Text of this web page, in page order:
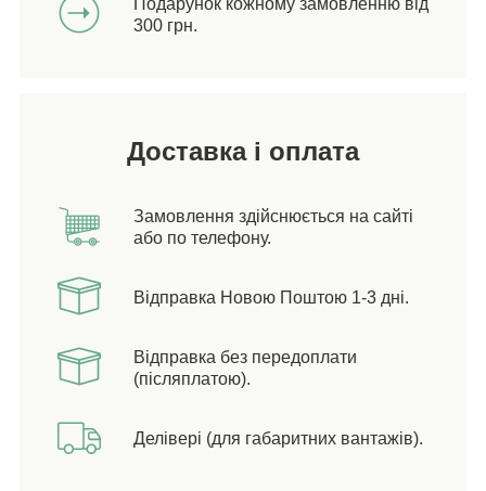
300 грн.
Доставка і оплата
Замовлення здійснюється на сайті
або по телефону.
Відправка Новою Поштою 1-3 дні.
Відправка без передоплати
(післяплатою).
Делівері (для габаритних вантажів).